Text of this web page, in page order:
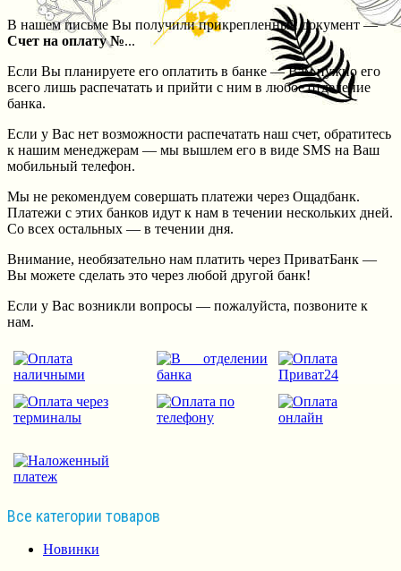
В нашем письме Вы получили прикрепленный документ —
Счет на оплату №...
Если Вы планируете его оплатить в банке — Вам нужно его
всего лишь распечатать и прийти с ним в любое отделение
банка.
Если у Вас нет возможности распечатать наш счет, обратитесь
к нашим менеджерам — мы вышлем его в виде SMS на Ваш
мобильный телефон.
Мы не рекомендуем совершать платежи через Ощадбанк.
Платежи с этих банков идут к нам в течении нескольких дней.
Со всех остальных — в течении дня.
Внимание, необязательно нам платить через ПриватБанк —
Вы можете сделать это через любой другой банк!
Если у Вас возникли вопросы — пожалуйста, позвоните к
нам.
Все категории товаров
Новинки